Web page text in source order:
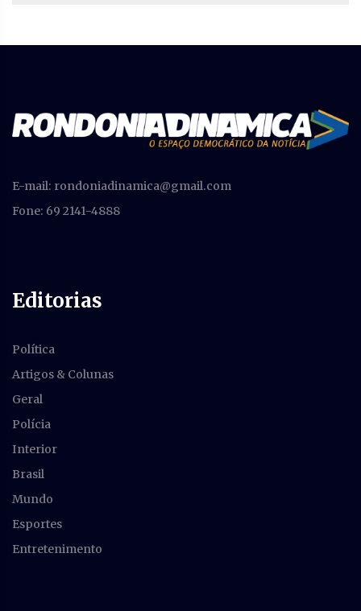
E-mail: rondoniadinamica@gmail.com
Fone: 69 2141-4888
Editorias
Política
Artigos & Colunas
Geral
Polícia
Interior
Brasil
Mundo
Esportes
Entretenimento